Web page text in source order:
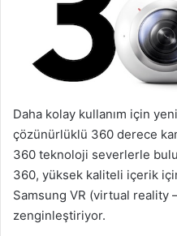
Daha kolay kullanım için
çözünürlüklü 360 derece
360 teknoloji severlerle
360, yüksek kaliteli içerik
Samsung VR (virtual reality
zenginleştiriyor.